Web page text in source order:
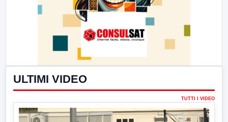
ULTIMI VIDEO
TUTTI I VIDEO